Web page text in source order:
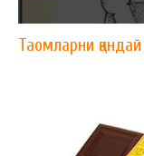
Таомларни